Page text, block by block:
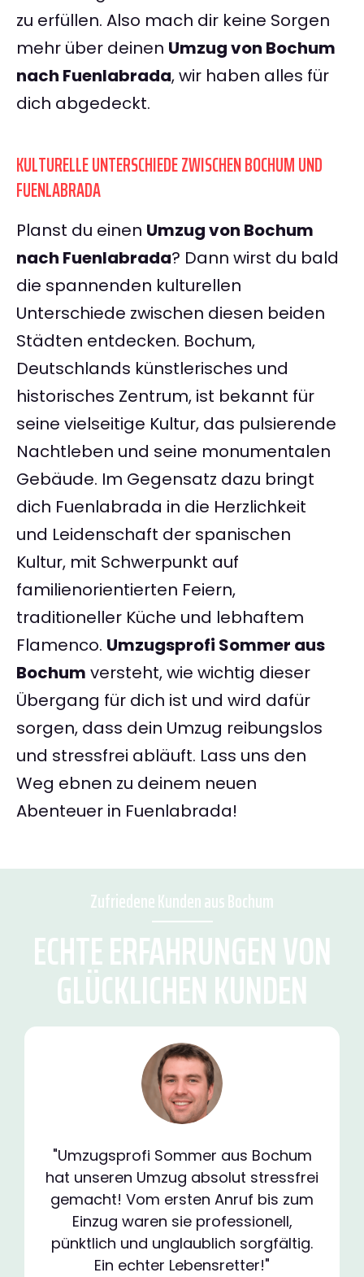
zu erfüllen. Also mach dir keine Sorgen
mehr über deinen Umzug von Bochum
nach Fuenlabrada, wir haben alles für
dich abgedeckt.
KULTURELLE UNTERSCHIEDE ZWISCHEN BOCHUM UND
FUENLABRADA
Planst du einen Umzug von Bochum
nach Fuenlabrada? Dann wirst du bald
die spannenden kulturellen
Unterschiede zwischen diesen beiden
Städten entdecken. Bochum,
Deutschlands künstlerisches und
historisches Zentrum, ist bekannt für
seine vielseitige Kultur, das pulsierende
Nachtleben und seine monumentalen
Gebäude. Im Gegensatz dazu bringt
dich Fuenlabrada in die Herzlichkeit
und Leidenschaft der spanischen
Kultur, mit Schwerpunkt auf
familienorientierten Feiern,
traditioneller Küche und lebhaftem
Flamenco. Umzugsprofi Sommer aus
Bochum versteht, wie wichtig dieser
Übergang für dich ist und wird dafür
sorgen, dass dein Umzug reibungslos
und stressfrei abläuft. Lass uns den
Weg ebnen zu deinem neuen
Abenteuer in Fuenlabrada!
Zufriedene Kunden aus Bochum
ECHTE ERFAHRUNGEN VON
GLÜCKLICHEN KUNDEN
"Umzugsprofi Sommer aus Bochum
hat unseren Umzug absolut stressfrei
gemacht! Vom ersten Anruf bis zum
Einzug waren sie professionell,
pünktlich und unglaublich sorgfältig.
Ein echter Lebensretter!"